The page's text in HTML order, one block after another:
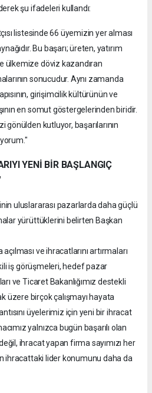
şu ifadeleri kullandı:
listesinde 66 üyemizin yer alması
Bu başarı; üreten, yatırım
ülkemize döviz kazandıran
sonucudur. Aynı zamanda
girişimcilik kültürünün ve
en somut göstergelerinden biridir.
kutluyor, başarılarının
YENİ BİR BAŞLANGIÇ
uluslararası pazarlarda daha güçlü
yürüttüklerini belirten Başkan
ve ihracatlarını artırmaları
iş görüşmeleri, hedef pazar
ve Ticaret Bakanlığımız destekli
üzere birçok çalışmayı hayata
üyelerimiz için yeni bir ihracat
yalnızca bugün başarılı olan
ihracat yapan firma sayımızı her
ihracattaki lider konumunu daha da